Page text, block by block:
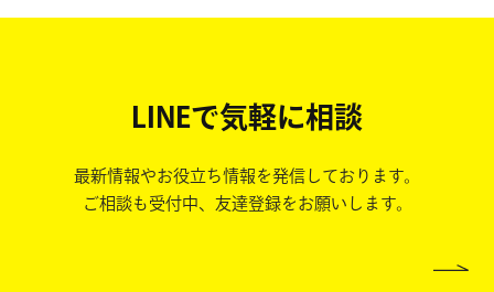
LINEで気軽に相談
最新情報やお役立ち情報を発信しております。
ご相談も受付中、友達登録をお願いします。